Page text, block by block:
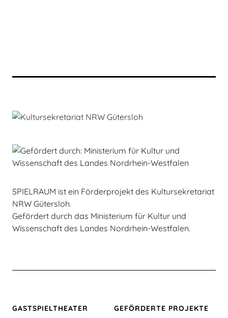
SPIELRAUM ist ein Förderprojekt des Kultursekretariat
NRW Gütersloh.
Gefördert durch das Ministerium für Kultur und
Wissenschaft des Landes Nordrhein-Westfalen.
GASTSPIEL­THEATER GEFÖRDERTE PROJEKTE